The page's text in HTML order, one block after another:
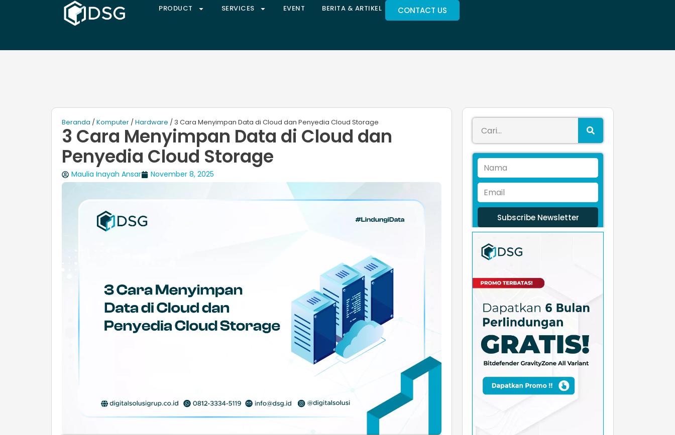
PRODUCT SERVICES EVENT BERITA & ARTIKEL CONTACT US
Beranda /Komputer /Hardware / 3 Cara Menyimpan Data di Cloud dan Penyedia Cloud Storage
3 Cara Menyimpan Data di Cloud dan
Penyedia Cloud Storage
Maulia Inayah Ansar November 8, 2025
Subscribe Newsletter